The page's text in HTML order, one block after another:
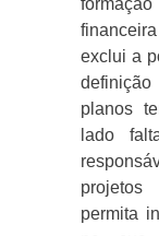
exclui a
planos
lado
permita